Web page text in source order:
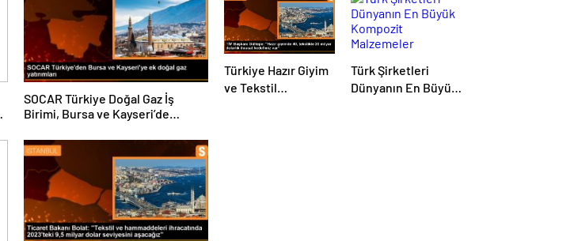
SOCAR Türkiye Doğal Gaz İş
Birimi, Bursa ve Kayseri’de
Türkiye Hazır Giyim
ve Tekstil
Türk Şirketleri
Dünyanın En Büyük